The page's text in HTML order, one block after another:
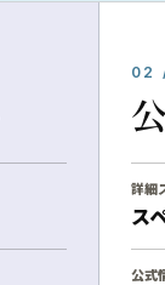
02
詳細
ス
公式